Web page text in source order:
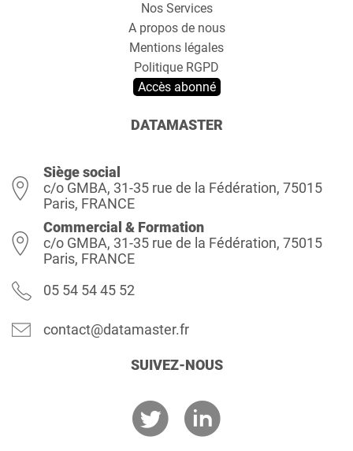
Nos Services
A propos de nous
Mentions légales
Politique RGPD
Accès abonné
DATAMASTER
Siège social
c/o GMBA, 31-35 rue de la Fédération, 75015
Paris, FRANCE
Commercial & Formation
c/o GMBA, 31-35 rue de la Fédération, 75015
Paris, FRANCE
05 54 54 45 52
contact@datamaster.fr
SUIVEZ-NOUS